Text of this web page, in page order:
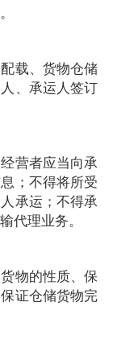
载、货物仓储
、承运人签订
营者应当向承
；不得将所受
承运；不得承
代理业务。
物的性质、保
证仓储货物完